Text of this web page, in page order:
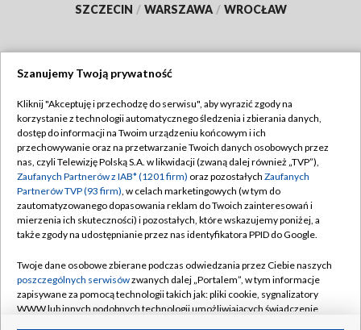
SZCZECIN / WARSZAWA / WROCŁAW
TVP
Abonament TVP
Emisja w TVP
Centrum informacji TVP
Naziemna Telewizja Cyfrowa
Rada Programowa
System NOS
Regulamin TVP
Polityka prywatności
Moje zgody
Pomoc
Kontakt
Szanujemy Twoją prywatność
Kliknij "Akceptuję i przechodzę do serwisu", aby wyrazić zgody na
korzystanie z technologii automatycznego śledzenia i zbierania danych,
dostęp do informacji na Twoim urządzeniu końcowym i ich
przechowywanie oraz na przetwarzanie Twoich danych osobowych przez
nas, czyli Telewizję Polską S.A. w likwidacji (zwaną dalej również „TVP”),
Zaufanych Partnerów z IAB* (1201 firm) oraz pozostałych Zaufanych
Partnerów TVP (93 firm), w celach marketingowych (w tym do
zautomatyzowanego dopasowania reklam do Twoich zainteresowań i
mierzenia ich skuteczności) i pozostałych, które wskazujemy poniżej, a
także zgody na udostępnianie przez nas identyfikatora PPID do Google.
Twoje dane osobowe zbierane podczas odwiedzania przez Ciebie naszych
poszczególnych serwisówzwanych dalej „Portalem”, w tym informacje
zapisywane za pomocą technologii takich jak: pliki cookie, sygnalizatory
WWW lub innych podobnych technologii umożliwiających świadczenie